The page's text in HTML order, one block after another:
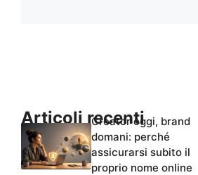
Articoli recenti
Creator oggi, brand
domani: perché
assicurarsi subito il
proprio nome online